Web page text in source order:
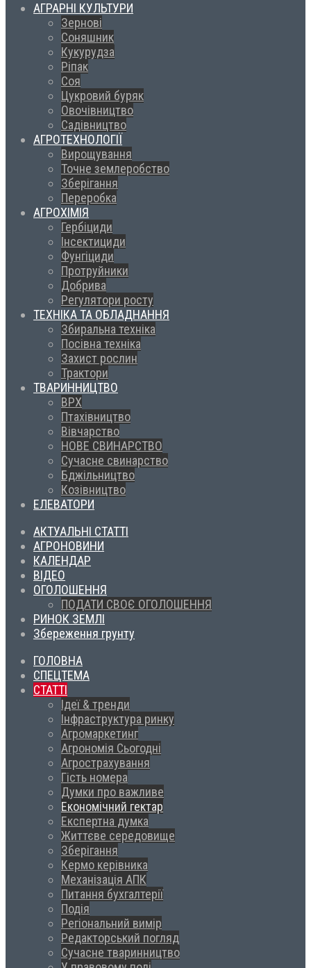
АГРАРНІ КУЛЬТУРИ
Зернові
Соняшник
Кукурудза
Ріпак
Соя
Цукровий буряк
Овочівництво
Садівництво
АГРОТЕХНОЛОГІЇ
Вирощування
Точне землеробство
Зберігання
Переробка
АГРОХІМІЯ
Гербіциди
Інсектициди
Фунгіциди
Протруйники
Добрива
Регулятори росту
ТЕХНІКА ТА ОБЛАДНАННЯ
Збиральна техніка
Посівна техніка
Захист рослин
Трактори
ТВАРИННИЦТВО
ВРХ
Птахівництво
Вівчарство
НОВЕ СВИНАРСТВО
Сучасне свинарство
Бджільництво
Козівництво
ЕЛЕВАТОРИ
АКТУАЛЬНІ СТАТТІ
АГРОНОВИНИ
КАЛЕНДАР
ВІДЕО
ОГОЛОШЕННЯ
ПОДАТИ СВОЄ ОГОЛОШЕННЯ
РИНОК ЗЕМЛІ
Збереження грунту
ГОЛОВНА
СПЕЦТЕМА
СТАТТІ
Ідеї & тренди
Інфраструктура ринку
Агромаркетинг
Агрономія Сьогодні
Агрострахування
Гість номера
Думки про важливе
Економічний гектар
Експертна думка
Життєве середовище
Зберігання
Кермо керівника
Механізація АПК
Питання бухгалтерії
Подія
Регіональний вимір
Редакторський погляд
Сучасне тваринництво